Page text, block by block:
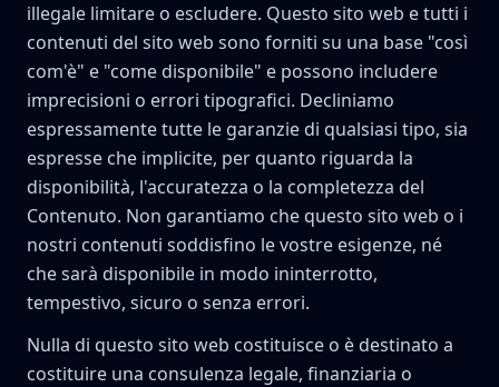
illegale limitare o escludere. Questo sito web e tutti i
contenuti del sito web sono forniti su una base "così
com'è" e "come disponibile" e possono includere
imprecisioni o errori tipografici. Decliniamo
espressamente tutte le garanzie di qualsiasi tipo, sia
espresse che implicite, per quanto riguarda la
disponibilità, l'accuratezza o la completezza del
Contenuto. Non garantiamo che questo sito web o i
nostri contenuti soddisfino le vostre esigenze, né
che sarà disponibile in modo ininterrotto,
tempestivo, sicuro o senza errori.
Nulla di questo sito web costituisce o è destinato a
costituire una consulenza legale, finanziaria o